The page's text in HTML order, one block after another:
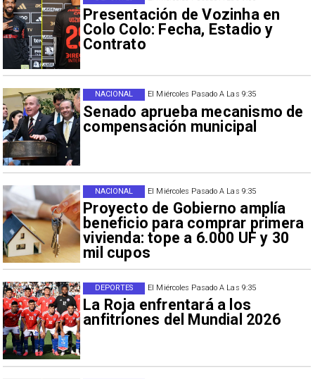
Presentación de Vozinha en
Colo Colo: Fecha, Estadio y
Contrato
El Miércoles Pasado A Las 9:35
Senado aprueba mecanismo de
compensación municipal
NACIONAL
El Miércoles Pasado A Las 9:35
Proyecto de Gobierno amplía
beneficio para comprar primera
vivienda: tope a 6.000 UF y 30
mil cupos
NACIONAL
El Miércoles Pasado A Las 9:35
La Roja enfrentará a los
anfitriones del Mundial 2026
DEPORTES